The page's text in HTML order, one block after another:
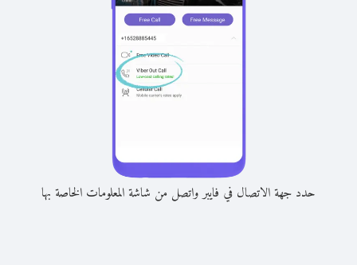
حدد جهة الاتصال في فايبر واتصل من شاشة المعلومات الخاصة بها